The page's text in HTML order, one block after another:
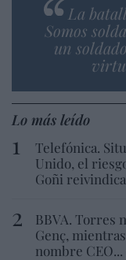
La
Somos
un
Lo más leído
Telefónica.
Unido, el
Goñi
BBVA. Torres
Genç,
nombre